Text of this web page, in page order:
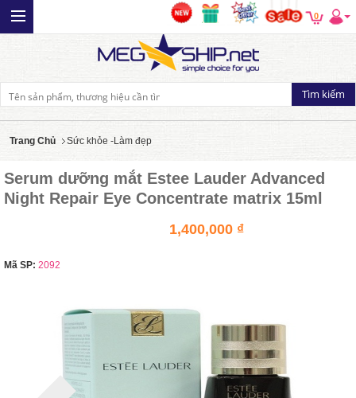
0
Trang Chủ Sức khỏe -Làm đẹp
Serum dưỡng mắt Estee Lauder Advanced
Night Repair Eye Concentrate matrix 15ml
1,400,000 ₫
Mã SP: 2092